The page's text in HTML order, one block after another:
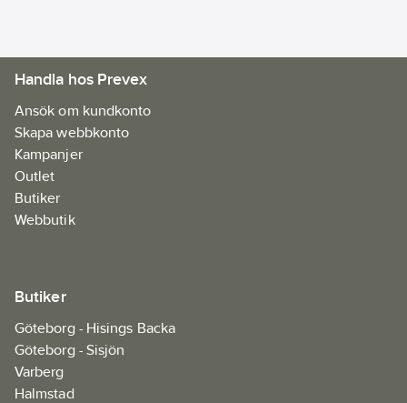
Handla hos Prevex
Ansök om kundkonto
Skapa webbkonto
Kampanjer
Outlet
Butiker
Webbutik
Butiker
Göteborg - Hisings Backa
Göteborg - Sisjön
Varberg
Halmstad